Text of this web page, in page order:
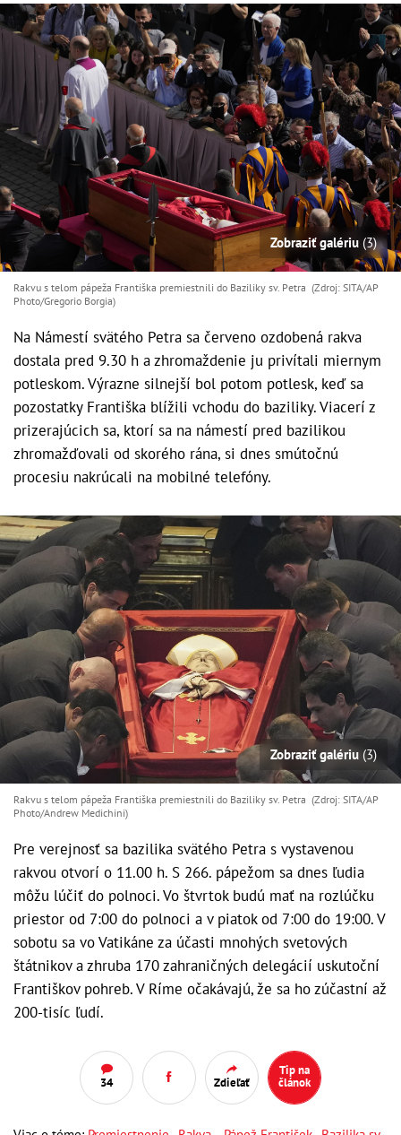
Zobraziť galériu (3)
Rakvu s telom pápeža Františka premiestnili do Baziliky sv. Petra (Zdroj: SITA/AP
Photo/Gregorio Borgia)
Na Námestí svätého Petra sa červeno ozdobená rakva
dostala pred 9.30 h a zhromaždenie ju privítali miernym
potleskom. Výrazne silnejší bol potom potlesk, keď sa
pozostatky Františka blížili vchodu do baziliky. Viacerí z
prizerajúcich sa, ktorí sa na námestí pred bazilikou
zhromažďovali od skorého rána, si dnes smútočnú
procesiu nakrúcali na mobilné telefóny.
Zobraziť galériu (3)
Rakvu s telom pápeža Františka premiestnili do Baziliky sv. Petra (Zdroj: SITA/AP
Photo/Andrew Medichini)
Pre verejnosť sa bazilika svätého Petra s vystavenou
rakvou otvorí o 11.00 h. S 266. pápežom sa dnes ľudia
môžu lúčiť do polnoci. Vo štvrtok budú mať na rozlúčku
priestor od 7:00 do polnoci a v piatok od 7:00 do 19:00. V
sobotu sa vo Vatikáne za účasti mnohých svetových
štátnikov a zhruba 170 zahraničných delegácií uskutoční
Františkov pohreb. V Ríme očakávajú, že sa ho zúčastní až
200-tisíc ľudí.
34 Zdieľať
Tip na
článok